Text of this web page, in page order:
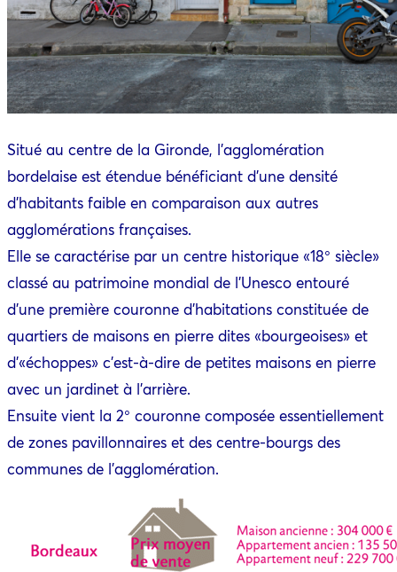
Situé au centre de la Gironde, l’agglomération
bordelaise est étendue bénéficiant d’une densité
d’habitants faible en comparaison aux autres
agglomérations françaises.
Elle se caractérise par un centre historique «18° siècle»
classé au patrimoine mondial de l’Unesco entouré
d’une première couronne d’habitations constituée de
quartiers de maisons en pierre dites «bourgeoises» et
d’«échoppes» c’est-à-dire de petites maisons en pierre
avec un jardinet à l’arrière.
Ensuite vient la 2° couronne composée essentiellement
de zones pavillonnaires et des centre-bourgs des
communes de l’agglomération.